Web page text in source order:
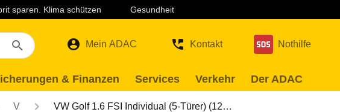
sparen. Klima schützen Gesundheit
Mein ADAC Kontakt Nothilfe
& Finanzen Services Verkehr Der ADAC
V VW Golf 1.6 FSI Individual (5-Türer) (12…